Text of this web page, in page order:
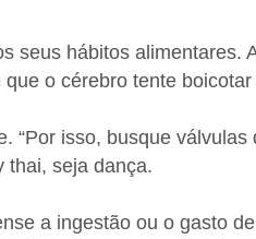
seus hábitos
o cérebro tente
“Por isso, busque
thai, seja dança.
a ingestão ou o gasto